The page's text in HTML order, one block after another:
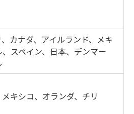
カナダ、アイルランド、メキ
スペイン、日本、デンマー
キシコ、オランダ、チリ